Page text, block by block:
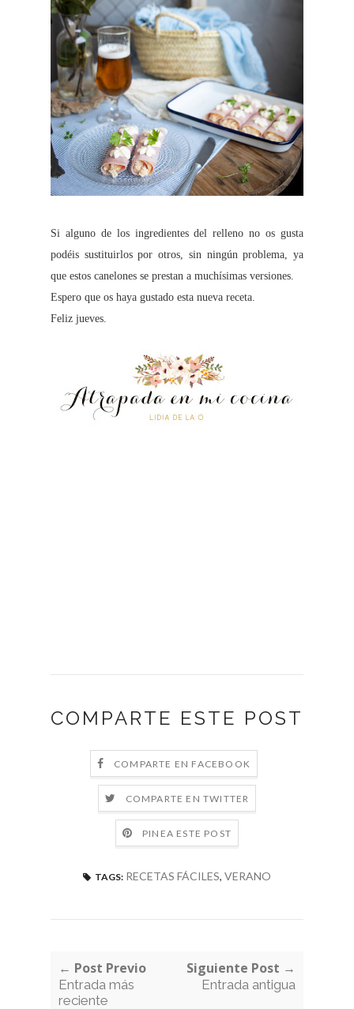
Si alguno de los ingredientes del relleno no os gusta
podéis sustituirlos por otros, sin ningún problema, ya
que estos canelones se prestan a muchísimas versiones.
Espero que os haya gustado esta nueva receta.
Feliz jueves.
COMPARTE ESTE POST
COMPARTE EN FACEBOOK
COMPARTE EN TWITTER
PINEA ESTE POST
TAGS: RECETAS FÁCILES, VERANO
← Post Previo
Entrada más
reciente
Siguiente Post →
Entrada antigua